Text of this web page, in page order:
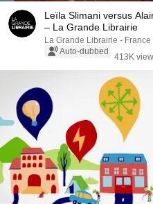
Leïla Slimani versus
– La Grande Librairie
La Grande Librairie -
Auto-dubbed
413K